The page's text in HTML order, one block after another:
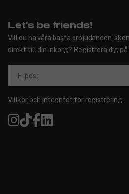
Let's be friends!
Vill du ha våra bästa erbjudanden,
direkt till din inkorg? Registrera dig
E-post
Villkor och integritet för registrering